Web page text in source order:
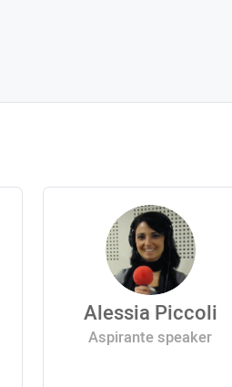
Alessia Piccoli
Aspirante speaker